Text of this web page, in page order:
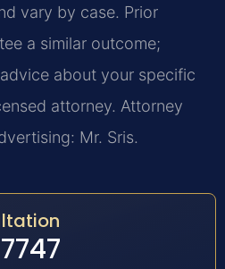
vary by case. Prior
a similar outcome;
about your specific
attorney. Attorney
Mr. Sris.